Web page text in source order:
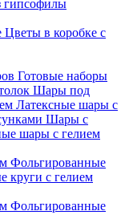
гипсофилы
Цветы в коробке с
Готовые наборы
Шары под
Латексные шары с
Шары с
Фольгированные
Фольгированные